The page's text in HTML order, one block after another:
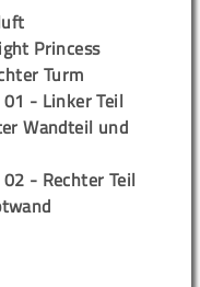
Princess
Turm
- Linker Teil
Wandteil und
- Rechter Teil